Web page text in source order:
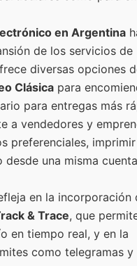
en Argentina
de los servicios de
diversas opciones
Clásica para
para entregas más
a vendedores y
preferenciales, imprimir
una misma
en la incorporación
& Trace, que
en tiempo real, y en la
como telegramas y